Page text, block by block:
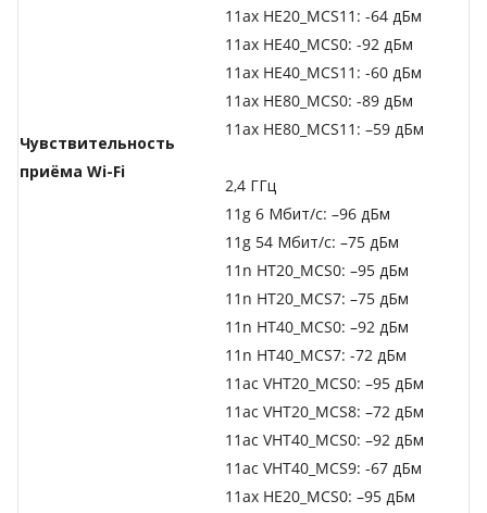
Чувствительность
приёма Wi-Fi
11ax HE20_MCS11: -64 дБм
11ax HE40_MCS0: -92 дБм
11ax HE40_MCS11: -60 дБм
11ax HE80_MCS0: -89 дБм
11ax HE80_MCS11: –59 дБм
2,4 ГГц
11g 6 Мбит/с: –96 дБм
11g 54 Мбит/с: –75 дБм
11n HT20_MCS0: –95 дБм
11n HT20_MCS7: –75 дБм
11n HT40_MCS0: –92 дБм
11n HT40_MCS7: -72 дБм
11ac VHT20_MCS0: –95 дБм
11ac VHT20_MCS8: –72 дБм
11ac VHT40_MCS0: –92 дБм
11ac VHT40_MCS9: -67 дБм
11ax HE20_MCS0: –95 дБм